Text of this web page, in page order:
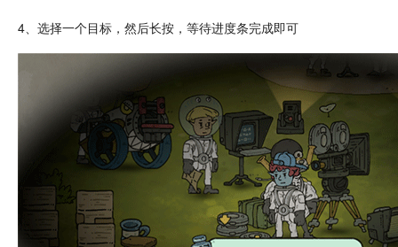
4、选择一个目标，然后长按，等待进度条完成即可